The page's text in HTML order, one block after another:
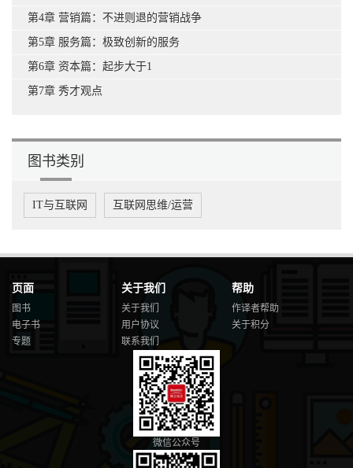
第4章 营销篇：不进则退的营销战争
第5章 服务篇：极致创新的服务
第6章 资本篇：起步大于1
第7章 秀才观点
图书类别
IT与互联网 互联网思维/运营
页面
图书
电子书
专题
关于我们
关于我们
用户协议
联系我们
帮助
作译者帮助
关于积分
微信公众号